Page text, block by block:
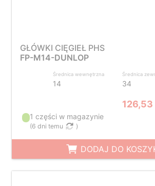
GŁÓWKI CIĘGIEŁ PHS
FP-M14-DUNLOP
Średnica wewnętrzna
14
Średnica
34
1 części w magazynie
(6 dni temu )
DODAJ DO